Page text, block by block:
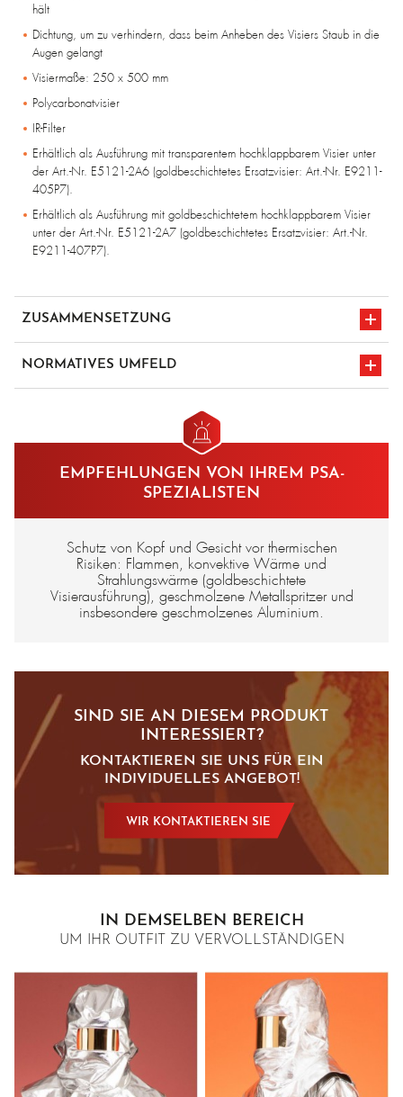
hält
Dichtung, um zu verhindern, dass beim Anheben des Visiers Staub in die
Augen gelangt
Visiermaße: 250 x 500 mm
Polycarbonatvisier
IR-Filter
Erhältlich als Ausführung mit transparentem hochklappbarem Visier unter
der Art.-Nr. E5121-2A6 (goldbeschichtetes Ersatzvisier: Art.-Nr. E9211-
405P7).
Erhältlich als Ausführung mit goldbeschichtetem hochklappbarem Visier
unter der Art.-Nr. E5121-2A7 (goldbeschichtetes Ersatzvisier: Art.-Nr.
E9211-407P7).
ZUSAMMENSETZUNG
NORMATIVES UMFELD
A1/B1/C4/D3/E3/F1
EMPFEHLUNGEN VON IHREM PSA-
SPEZIALISTEN
Schutz von Kopf und Gesicht vor thermischen
Risiken: Flammen, konvektive Wärme und
Strahlungswärme (goldbeschichtete
Visierausführung), geschmolzene Metallspritzer und
insbesondere geschmolzenes Aluminium.
SIND SIE AN DIESEM PRODUKT
INTERESSIERT?
KONTAKTIEREN SIE UNS FÜR EIN
INDIVIDUELLES ANGEBOT!
WIR KONTAKTIEREN SIE
IN DEMSELBEN BEREICH
UM IHR OUTFIT ZU VERVOLLSTÄNDIGEN